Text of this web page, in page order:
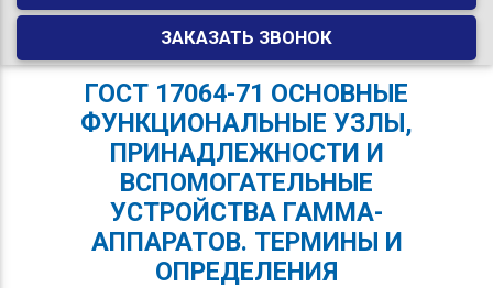
ЗАКАЗАТЬ ЗВОНОК
ГОСТ 17064-71 ОСНОВНЫЕ
ФУНКЦИОНАЛЬНЫЕ УЗЛЫ,
ПРИНАДЛЕЖНОСТИ И
ВСПОМОГАТЕЛЬНЫЕ
УСТРОЙСТВА ГАММА-
АППАРАТОВ. ТЕРМИНЫ И
ОПРЕДЕЛЕНИЯ